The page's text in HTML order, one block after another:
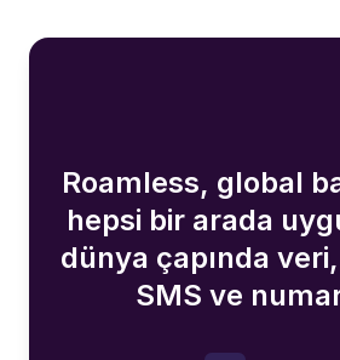
Roamless, global
hepsi bir arada
dünya çapında
SMS ve